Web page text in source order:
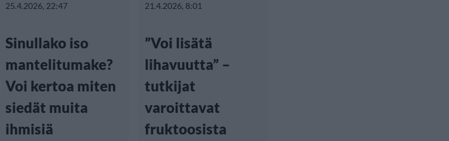
25.4.2026, 22:47
Sinullako iso
mantelitumake?
Voi kertoa miten
siedät muita
ihmisiä
21.4.2026, 8:01
”Voi lisätä
lihavuutta” –
tutkijat
varoittavat
fruktoosista